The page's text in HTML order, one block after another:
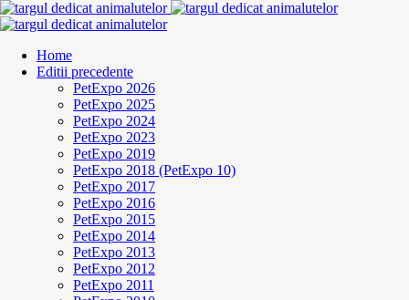
Home
Editii precedente
PetExpo 2026
PetExpo 2025
PetExpo 2024
PetExpo 2023
PetExpo 2019
PetExpo 2018 (PetExpo 10)
PetExpo 2017
PetExpo 2016
PetExpo 2015
PetExpo 2014
PetExpo 2013
PetExpo 2012
PetExpo 2011